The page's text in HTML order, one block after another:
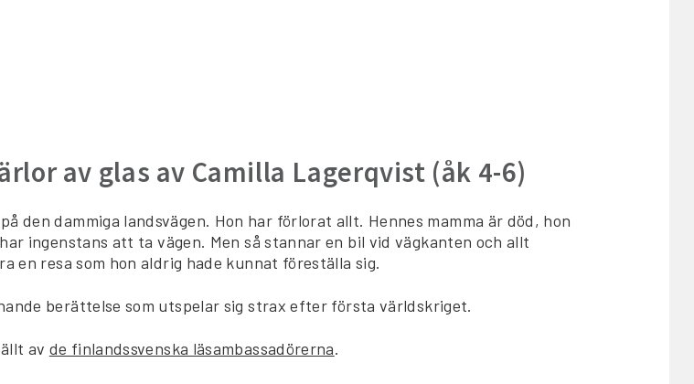
av glas av Camilla Lagerqvist (åk 4-6)
den dammiga landsvägen. Hon har förlorat allt. Hennes mamma är död, hon
ingenstans att ta vägen. Men så stannar en bil vid vägkanten och allt
en resa som hon aldrig hade kunnat föreställa sig.
berättelse som utspelar sig strax efter första världskriget.
av de finlandssvenska läsambassadörerna.